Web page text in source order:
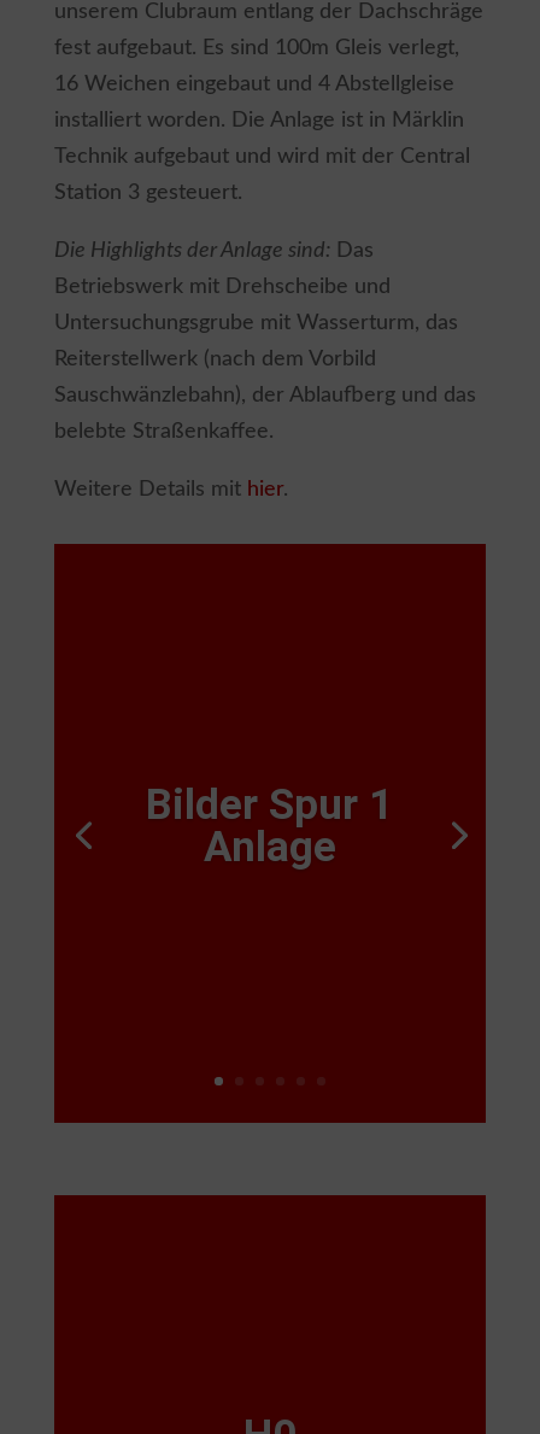
unserem Clubraum entlang der Dachschräge
fest aufgebaut. Es sind 100m Gleis verlegt,
16 Weichen eingebaut und 4 Abstellgleise
installiert worden. Die Anlage ist in Märklin
Technik aufgebaut und wird mit der Central
Station 3 gesteuert.
Die Highlights der Anlage sind: Das
Betriebswerk mit Drehscheibe und
Untersuchungsgrube mit Wasserturm, das
Reiterstellwerk (nach dem Vorbild
Sauschwänzlebahn), der Ablaufberg und das
belebte Straßenkaffee.
Weitere Details mit hier.
Bilder Spur 1
Anlage